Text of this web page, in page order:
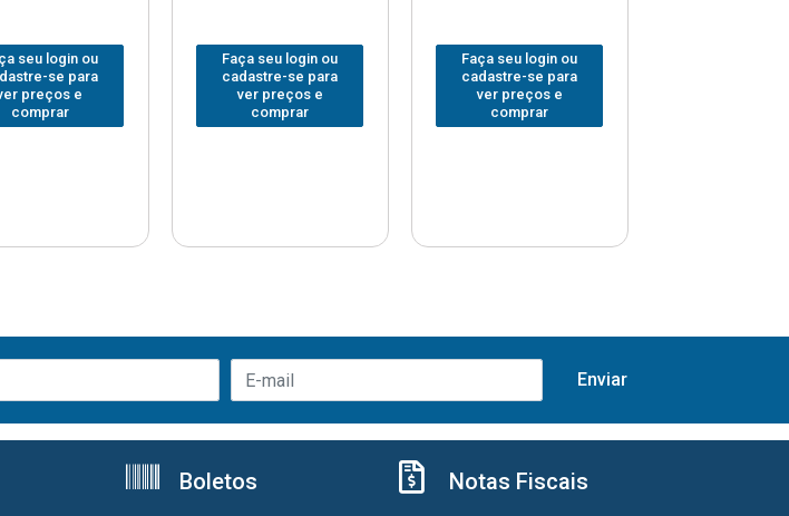
seu login ou
se para
preços e
comprar
Faça seu login ou
cadastre-se para
ver preços e
comprar
Faça seu login ou
cadastre-se para
ver preços e
comprar
Boletos Notas Fiscais